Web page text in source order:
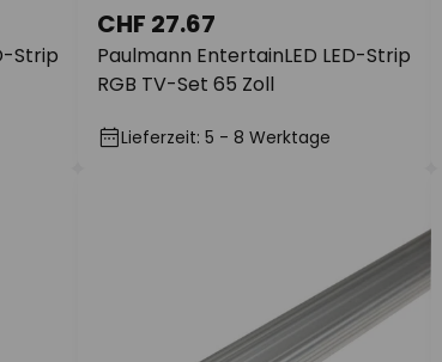
Strip
Paulmann EntertainLED LED-Strip
RGB TV-Set 65 Zoll
CHF 27.67
Lieferzeit: 5 - 8 Werktage